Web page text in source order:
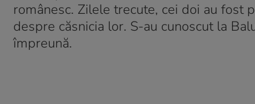
românesc. Zilele trecute, cei doi au fost
despre căsnicia lor. S-au cunoscut la
împreună.